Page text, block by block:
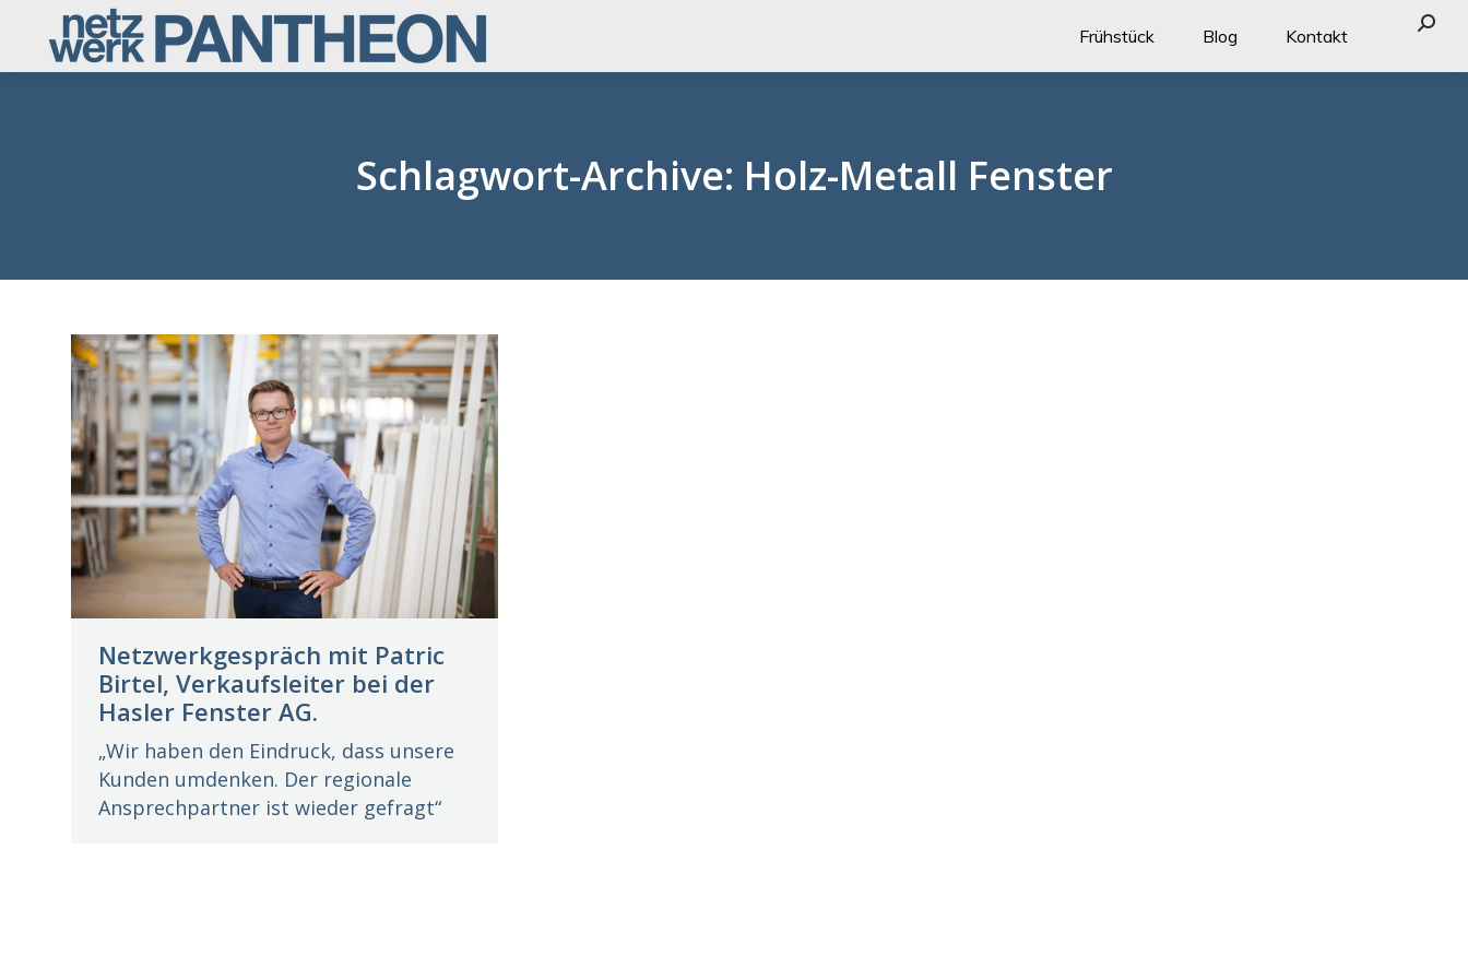
Frühstück Blog Kontakt
Schlagwort-Archive: Holz-Metall Fenster
Netzwerkgespräch mit Patric
Birtel, Verkaufsleiter bei der
Hasler Fenster AG.
„Wir haben den Eindruck, dass unsere
Kunden umdenken. Der regionale
Ansprechpartner ist wieder gefragt“